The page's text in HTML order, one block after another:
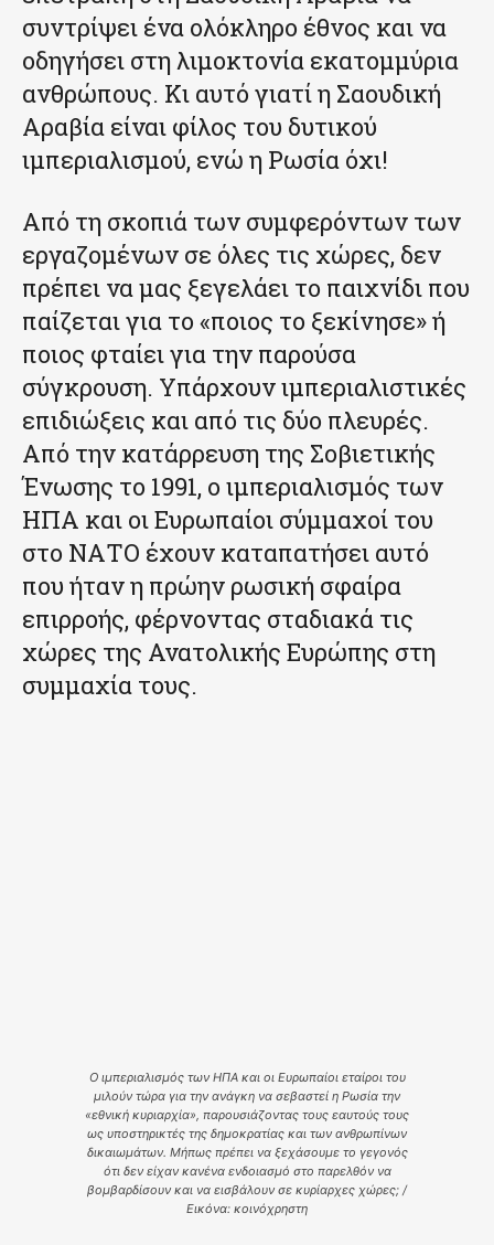
συντρίψει ένα ολόκληρο έθνος και να
οδηγήσει στη λιμοκτονία εκατομμύρια
ανθρώπους. Κι αυτό γιατί η Σαουδική
Αραβία είναι φίλος του δυτικού
ιμπεριαλισμού, ενώ η Ρωσία όχι!
Από τη σκοπιά των συμφερόντων των
εργαζομένων σε όλες τις χώρες, δεν
πρέπει να μας ξεγελάει το παιχνίδι που
παίζεται για το «ποιος το ξεκίνησε» ή
ποιος φταίει για την παρούσα
σύγκρουση. Υπάρχουν ιμπεριαλιστικές
επιδιώξεις και από τις δύο πλευρές.
Από την κατάρρευση της Σοβιετικής
Ένωσης το 1991, ο ιμπεριαλισμός των
ΗΠΑ και οι Ευρωπαίοι σύμμαχοί του
στο ΝΑΤΟ έχουν καταπατήσει αυτό
που ήταν η πρώην ρωσική σφαίρα
επιρροής, φέρνοντας σταδιακά τις
χώρες της Ανατολικής Ευρώπης στη
συμμαχία τους.
Ο ιμπεριαλισμός των ΗΠΑ και οι Ευρωπαίοι εταίροι του
μιλούν τώρα για την ανάγκη να σεβαστεί η Ρωσία την
«εθνική κυριαρχία», παρουσιάζοντας τους εαυτούς τους
ως υποστηρικτές της δημοκρατίας και των ανθρωπίνων
δικαιωμάτων. Μήπως πρέπει να ξεχάσουμε το γεγονός
ότι δεν είχαν κανένα ενδοιασμό στο παρελθόν να
βομβαρδίσουν και να εισβάλουν σε κυρίαρχες χώρες; /
Εικόνα: κοινόχρηστη